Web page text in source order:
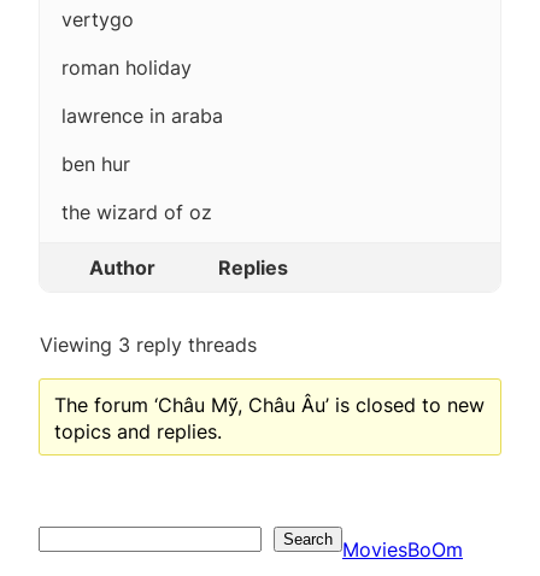
vertygo
roman holiday
lawrence in araba
ben hur
the wizard of oz
Author Replies
Viewing 3 reply threads
The forum ‘Châu Mỹ, Châu Âu’ is closed to new
topics and replies.
Search MoviesBoOm